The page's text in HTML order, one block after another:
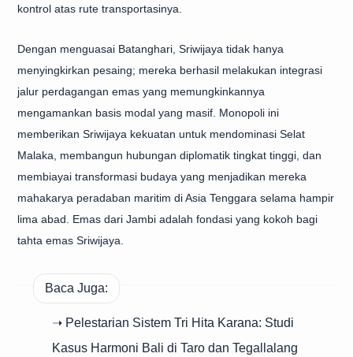
kontrol atas rute transportasinya.
Dengan menguasai Batanghari, Sriwijaya tidak hanya
menyingkirkan pesaing; mereka berhasil melakukan integrasi
jalur perdagangan emas yang memungkinkannya
mengamankan basis modal yang masif. Monopoli ini
memberikan Sriwijaya kekuatan untuk mendominasi Selat
Malaka, membangun hubungan diplomatik tingkat tinggi, dan
membiayai transformasi budaya yang menjadikan mereka
mahakarya peradaban maritim di Asia Tenggara selama hampir
lima abad. Emas dari Jambi adalah fondasi yang kokoh bagi
tahta emas Sriwijaya.
Baca Juga:
➝ Pelestarian Sistem Tri Hita Karana: Studi
Kasus Harmoni Bali di Taro dan Tegallalang